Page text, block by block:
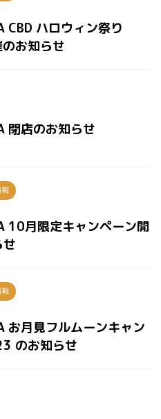
CBD ハロウィン祭り
お知らせ
閉店のお知らせ
10月限定キャンペーン開
お月見フルムーンキャン
のお知らせ